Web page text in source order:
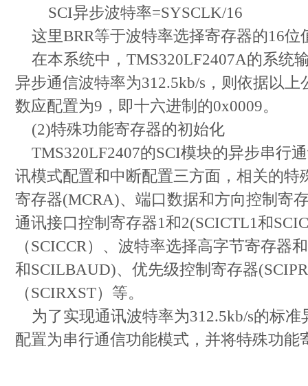
SCI异步波特率=SYSCLK/16
这里BRR等于波特率选择寄存器的16位
在本系统中，TMS320LF2407A的系统
异步通信波特率为312.5kb/s，则依据以
数应配置为9，即十六进制的0x0009。
(2)特殊功能寄存器的初始化
TMS320LF2407的SCI模块的异步串行
讯模式配置和中断配置三方面，相关的特
寄存器(MCRA)、端口数据和方向控制寄
通讯接口控制寄存器1和2(SCICTL1和
（SCICCR）、波特率选择高字节寄存器
和SCILBAUD)、优先级控制寄存器
（SCIRXST）等。
为了实现通讯波特率为312.5kb/s的标准
配置为串行通信功能模式，并将特殊功能